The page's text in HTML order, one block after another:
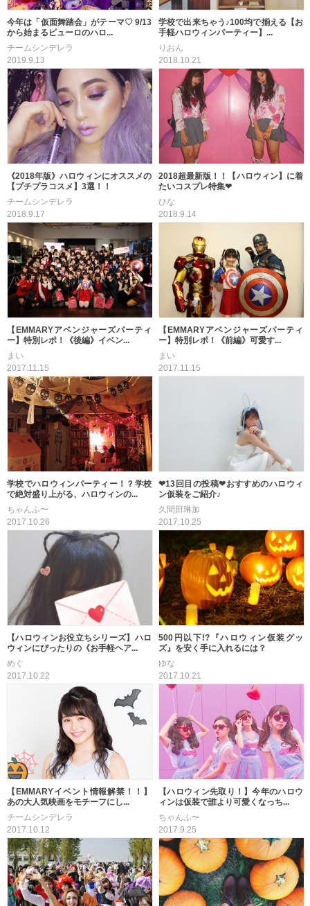
今年は「仮面舞踏会」がテーマ♡ 9/13
から始まるピューロのハロ...
チームシンデレラ
2019.9.13
学校で出来ちゃう♪100均で揃える【お
手軽ハロウィンパーティー】...
りおん
2018.10.21
《2018年版》ハロウィンにオススメの
【プチプラコスメ】3選！！
チームシンデレラ
2018.9.17
2018超最新版！！【ハロウィン】に着
たいコスプレ特集❤
ひな
2018.9.14
【EMMARYアベンジャーズパーティ
ー】特別レポ！《後編》イベン...
まい
2017.11.15
【EMMARYアベンジャーズパーティ
ー】特別レポ！《前編》可愛す...
まい
2017.11.15
学校でハロウィンパーティー！？学校
で絶対盛り上がる、ハロウィンの...
ちゃんふ〜
2017.10.26
❤13回目の投稿❤おすすめのハロウィ
ン仮装をご紹介♪
久間田琳加
2017.10.25
【ハロウィンお役立ちシリーズ】ハロ
ウィンにぴったりの《お手軽ヘア...
めぐ
2017.10.22
500円以下!?『ハロウィン仮装グッ
ズ』を安く手に入れるには？
ゆな
2017.10.21
【EMMARYイベント情報解禁！！】
あの大人気映画をモチーフにし...
チームシンデレラ
2017.10.12
【ハロウィン先取り！】今年のハロウ
ィンは仮装で誰より可愛くなっち...
ちゃんふ〜
2017.9.25